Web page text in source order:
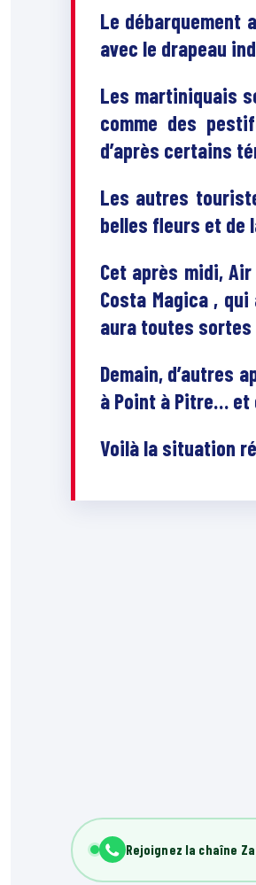
Le débarquement
avec le drapeau
Les martiniquais
comme des
d’après certains
Les autres
belles fleurs et de
Cet après midi,
Costa Magica ,
aura toutes
Demain, d’autres
à Point à Pitre… et
Voilà la situation
Rejoignez la chaîne